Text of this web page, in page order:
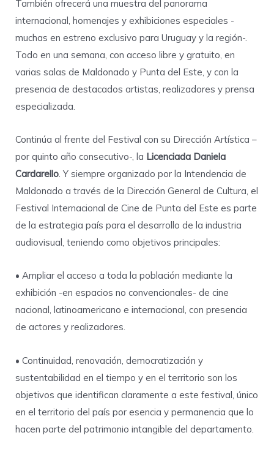
También ofrecerá una muestra del panorama
internacional, homenajes y exhibiciones especiales -
muchas en estreno exclusivo para Uruguay y la región-.
Todo en una semana, con acceso libre y gratuito, en
varias salas de Maldonado y Punta del Este, y con la
presencia de destacados artistas, realizadores y prensa
especializada.
Continúa al frente del Festival con su Dirección Artística –
por quinto año consecutivo-, la Licenciada Daniela
Cardarello. Y siempre organizado por la Intendencia de
Maldonado a través de la Dirección General de Cultura, el
Festival Internacional de Cine de Punta del Este es parte
de la estrategia país para el desarrollo de la industria
audiovisual, teniendo como objetivos principales:
• Ampliar el acceso a toda la población mediante la
exhibición -en espacios no convencionales- de cine
nacional, latinoamericano e internacional, con presencia
de actores y realizadores.
• Continuidad, renovación, democratización y
sustentabilidad en el tiempo y en el territorio son los
objetivos que identifican claramente a este festival, único
en el territorio del país por esencia y permanencia que lo
hacen parte del patrimonio intangible del departamento.